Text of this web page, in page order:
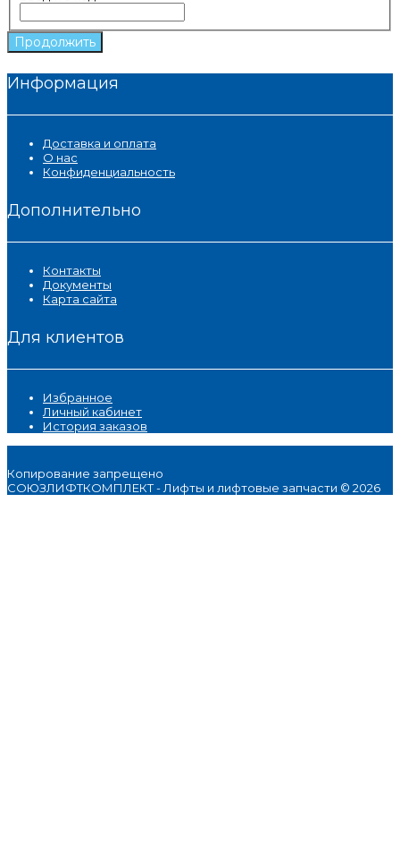
Продолжить
Информация
Доставка и оплата
О нас
Конфиденциальность
Дополнительно
Контакты
Документы
Карта сайта
Для клиентов
Избранное
Личный кабинет
История заказов
Копирование запрещено
СОЮЗЛИФТКОМПЛЕКТ - Лифты и лифтовые запчасти © 2026